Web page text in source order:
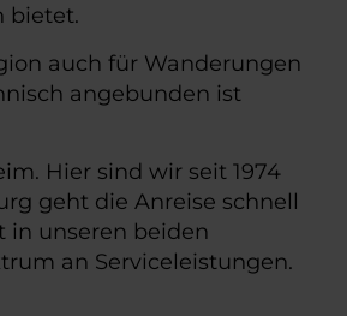
bietet.
auch für Wanderungen
angebunden ist
Hier sind wir seit 1974
geht die Anreise schnell
in unseren beiden
an Serviceleistungen.